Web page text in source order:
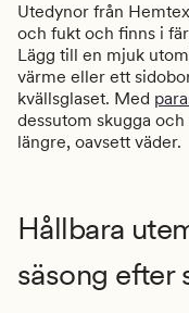
Utedynor från
och fukt och finns i
Lägg till en mjuk
värme eller ett
kvällsglaset. Med
dessutom skugga
längre, oavsett väder.
Hållbara
säsong efter